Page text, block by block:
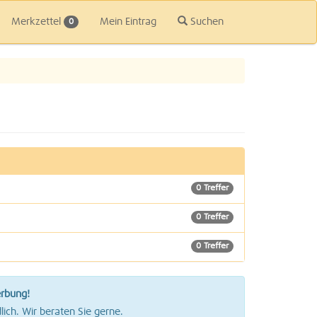
Merkzettel 0 Mein Eintrag Suchen
0 Treffer
0 Treffer
0 Treffer
0 Treffer
Wir beraten Sie gerne.